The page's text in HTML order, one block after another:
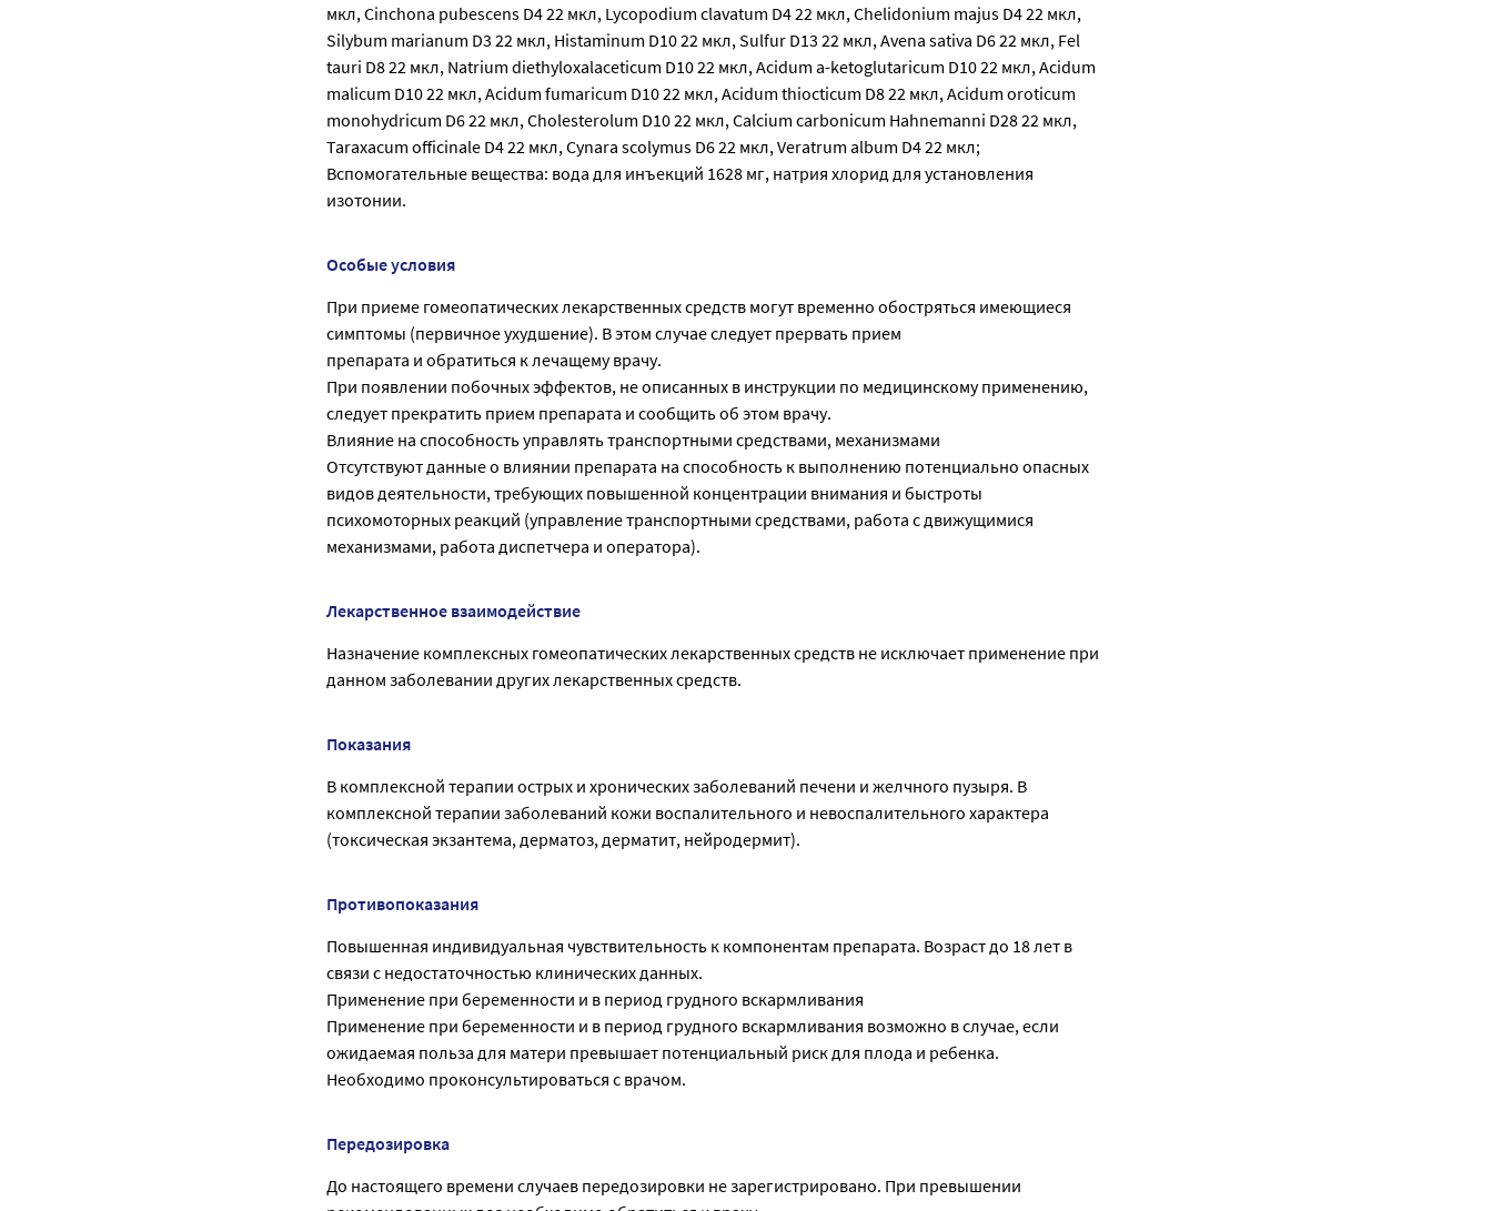
мкл, Cinchona pubescens D4 22 мкл, Lycopodium clavatum D4 22 мкл, Chelidonium majus D4 22 мкл,
Silybum marianum D3 22 мкл, Histaminum D10 22 мкл, Sulfur D13 22 мкл, Avena sativa D6 22 мкл, Fel
tauri D8 22 мкл, Natrium diethyloxalaceticum D10 22 мкл, Acidum a-ketoglutaricum D10 22 мкл, Acidum
malicum D10 22 мкл, Acidum fumaricum D10 22 мкл, Acidum thiocticum D8 22 мкл, Acidum oroticum
monohydricum D6 22 мкл, Cholesterolum D10 22 мкл, Calcium carbonicum Hahnemanni D28 22 мкл,
Taraxacum officinale D4 22 мкл, Cynara scolymus D6 22 мкл, Veratrum album D4 22 мкл;
Вспомогательные вещества: вода для инъекций 1628 мг, натрия хлорид для установления
изотонии.
Особые условия
При приеме гомеопатических лекарственных средств могут временно обостряться имеющиеся
симптомы (первичное ухудшение). В этом случае следует прервать прием
препарата и обратиться к лечащему врачу.
При появлении побочных эффектов, не описанных в инструкции по медицинскому применению,
следует прекратить прием препарата и сообщить об этом врачу.
Влияние на способность управлять транспортными средствами, механизмами
Отсутствуют данные о влиянии препарата на способность к выполнению потенциально опасных
видов деятельности, требующих повышенной концентрации внимания и быстроты
психомоторных реакций (управление транспортными средствами, работа с движущимися
механизмами, работа диспетчера и оператора).
Лекарственное взаимодействие
Назначение комплексных гомеопатических лекарственных средств не исключает применение при
данном заболевании других лекарственных средств.
Показания
В комплексной терапии острых и хронических заболеваний печени и желчного пузыря. В
комплексной терапии заболеваний кожи воспалительного и невоспалительного характера
(токсическая экзантема, дерматоз, дерматит, нейродермит).
Противопоказания
Повышенная индивидуальная чувствительность к компонентам препарата. Возраст до 18 лет в
связи с недостаточностью клинических данных.
Применение при беременности и в период грудного вскармливания
Применение при беременности и в период грудного вскармливания возможно в случае, если
ожидаемая польза для матери превышает потенциальный риск для плода и ребенка.
Необходимо проконсультироваться с врачом.
Передозировка
До настоящего времени случаев передозировки не зарегистрировано. При превышении